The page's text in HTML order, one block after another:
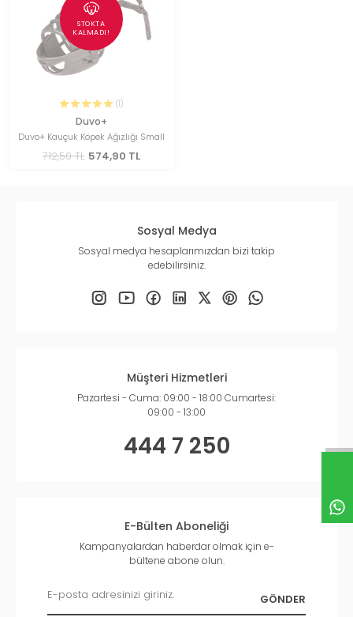
STOKTA
KALMADI!
(1)
Duvo+
Duvo+ Kauçuk Köpek Ağızlığı Small
712,50 TL 574,90 TL
Sosyal Medya
Sosyal medya hesaplarımızdan bizi takip
edebilirsiniz.
Müşteri Hizmetleri
Pazartesi - Cuma: 09:00 - 18:00 Cumartesi:
09:00 - 13:00
444 7 250
E-Bülten Aboneliği
Kampanyalardan haberdar olmak için e-
bültene abone olun.